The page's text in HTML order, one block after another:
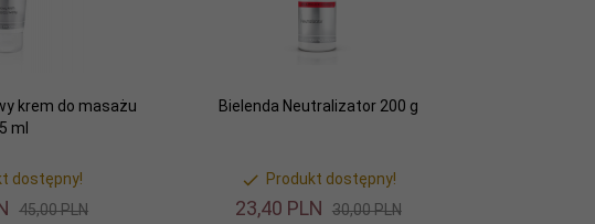
krem do masażu
ml
dostępny!
45,00 PLN
Bielenda Neutralizator 200 g
Produkt dostępny!
23,40 PLN 30,00 PLN